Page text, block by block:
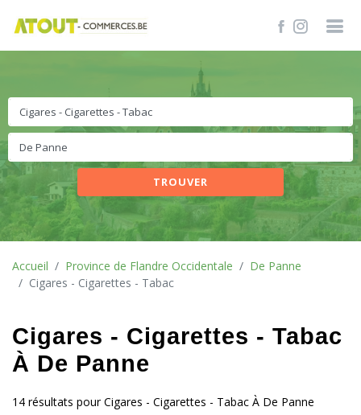
TROUVER
Accueil Province de Flandre Occidentale
De Panne
Cigares - Cigarettes - Tabac
Cigares - Cigarettes - Tabac
À De Panne
14 résultats pour Cigares - Cigarettes - Tabac À De Panne